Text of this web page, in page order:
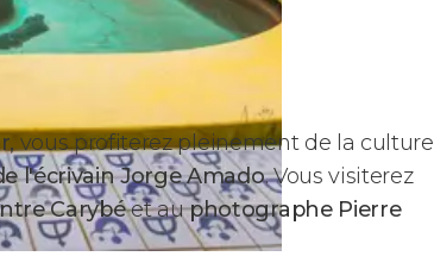
vous profiterez pleinement de la culture
l'écrivain Jorge Amado. Vous visiterez
Carybéet auphotographe Pierre